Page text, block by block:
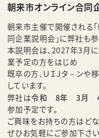
朝来市オンライン合同
朝来市主催で開催される
同企業説明会」に弊社も参
本説明会は、2027年3月
業予定の方をはじめ
既卒の方、ＵＩＪタ－ン
しています。
弊社は令和 8年 3月 4
参加予定です。
ご興味をお持ちの方はど
ぜひお気軽にご参加下さい